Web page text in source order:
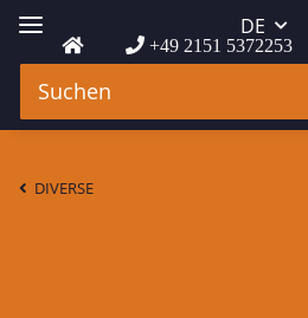
+49 2151 5372253
DE
DIVERSE